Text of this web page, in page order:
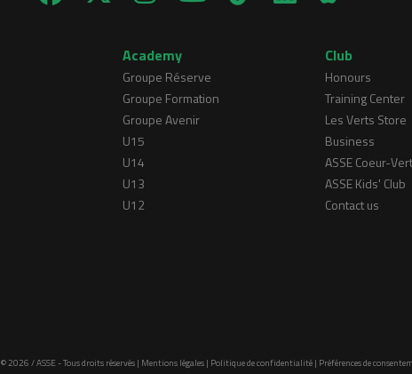
Academy
Groupe Réserve
Groupe Formation
Groupe Avenir
U15
U14
U13
U12
Club
Honours
Training Center
Les Verts Store
Business
ASSE Coeur-Vert
ASSE Kids' Club
Contact us
© 2026 / ASSE - Tous droits réservés | Mentions légales| Politique de confidentialité| Préférences de